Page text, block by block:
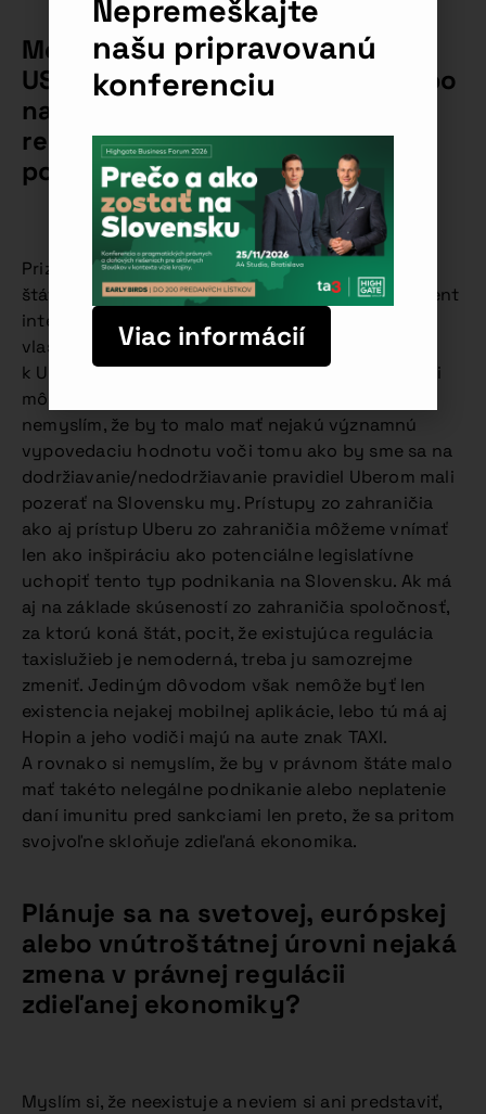
Menia niektoré krajiny EÚ alebo
USA svoj postoj voči Uberu? Alebo
naďalej uplatňujú striktné
regulácie resp. zákazy jeho
používania?
Priznám sa, že nesledujem osud Uberu v iných
štátoch vo väčšej miere ako všeobecný konzument
internetových informácií. Každá krajina má svoje
vlastné pravidlá hry, a teda aj ten prístup štátov
k Uberu ako aj prístup Uberu k príslušnej regulácii
môže byť úplne rôznorodý. Akýkoľvek však je,
nemyslím, že by to malo mať nejakú významnú
vypovedaciu hodnotu voči tomu ako by sme sa na
dodržiavanie/nedodržiavanie pravidiel Uberom mali
pozerať na Slovensku my. Prístupy zo zahraničia
ako aj prístup Uberu zo zahraničia môžeme vnímať
len ako inšpiráciu ako potenciálne legislatívne
uchopiť tento typ podnikania na Slovensku. Ak má
aj na základe skúseností zo zahraničia spoločnosť,
za ktorú koná štát, pocit, že existujúca regulácia
taxislužieb je nemoderná, treba ju samozrejme
zmeniť. Jediným dôvodom však nemôže byť len
existencia nejakej mobilnej aplikácie, lebo tú má aj
Hopin a jeho vodiči majú na aute znak TAXI.
A rovnako si nemyslím, že by v právnom štáte malo
mať takéto nelegálne podnikanie alebo neplatenie
daní imunitu pred sankciami len preto, že sa pritom
svojvoľne skloňuje zdieľaná ekonomika.
Plánuje sa na svetovej, európskej
alebo vnútroštátnej úrovni nejaká
zmena v právnej regulácii
zdieľanej ekonomiky?
Myslím si, že neexistuje a neviem si ani predstaviť,
Nepremeškajte
našu pripravovanú
konferenciu
Viac informácií